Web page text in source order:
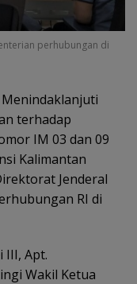
perhubungan di
Menindaklanjuti
terhadap
IM 03 dan 09
Kalimantan
Jenderal
RI di
III, Apt.
Wakil Ketua